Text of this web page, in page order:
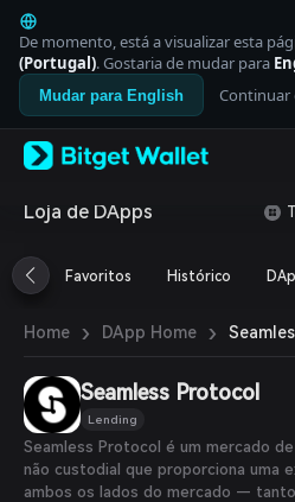
English
日本語
Tiếng Việt
Русский
Español (Latinoamérica)
Italiano
Deutsch
繁體中文
Português (Portugal)
ภาษาไทย
العربية
हिन्दी
বাংলা
Español
Português (Brasil)
Español (Argentina)
De momento, está a visualizar esta
(Portugal). Gostaria de mudar para
Mudar para English Continuar
Loja de DApps
Favoritos Histórico
Home › DApp Home ›
Seamless Protocol
Lending
Seamless Protocol é um mercado
não custodial que proporciona uma
ambos os lados do mercado —